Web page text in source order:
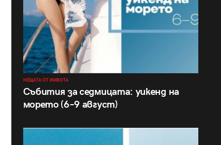
НЕЩАТА ОТ ЖИВОТА
Събития за седмицата: уикенд на
морето (6–9 август)